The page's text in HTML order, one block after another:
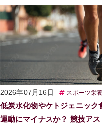
2026年07月16日 スポーツ栄養
低炭水化物やケトジェニック
運動にマイナスか？ 競技ア